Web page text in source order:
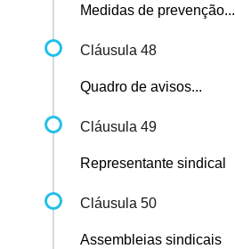
Medidas de prevenção...
Cláusula 48
Quadro de avisos...
Cláusula 49
Representante sindical
Cláusula 50
Assembleias sindicais